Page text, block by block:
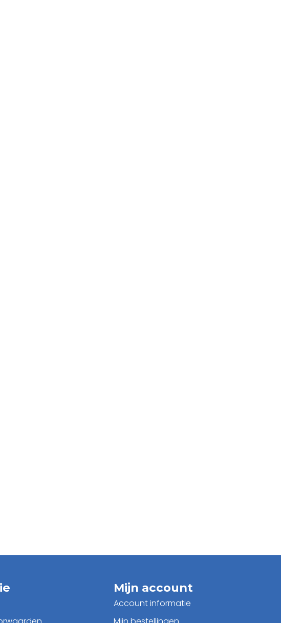
Mijn account
Account informatie